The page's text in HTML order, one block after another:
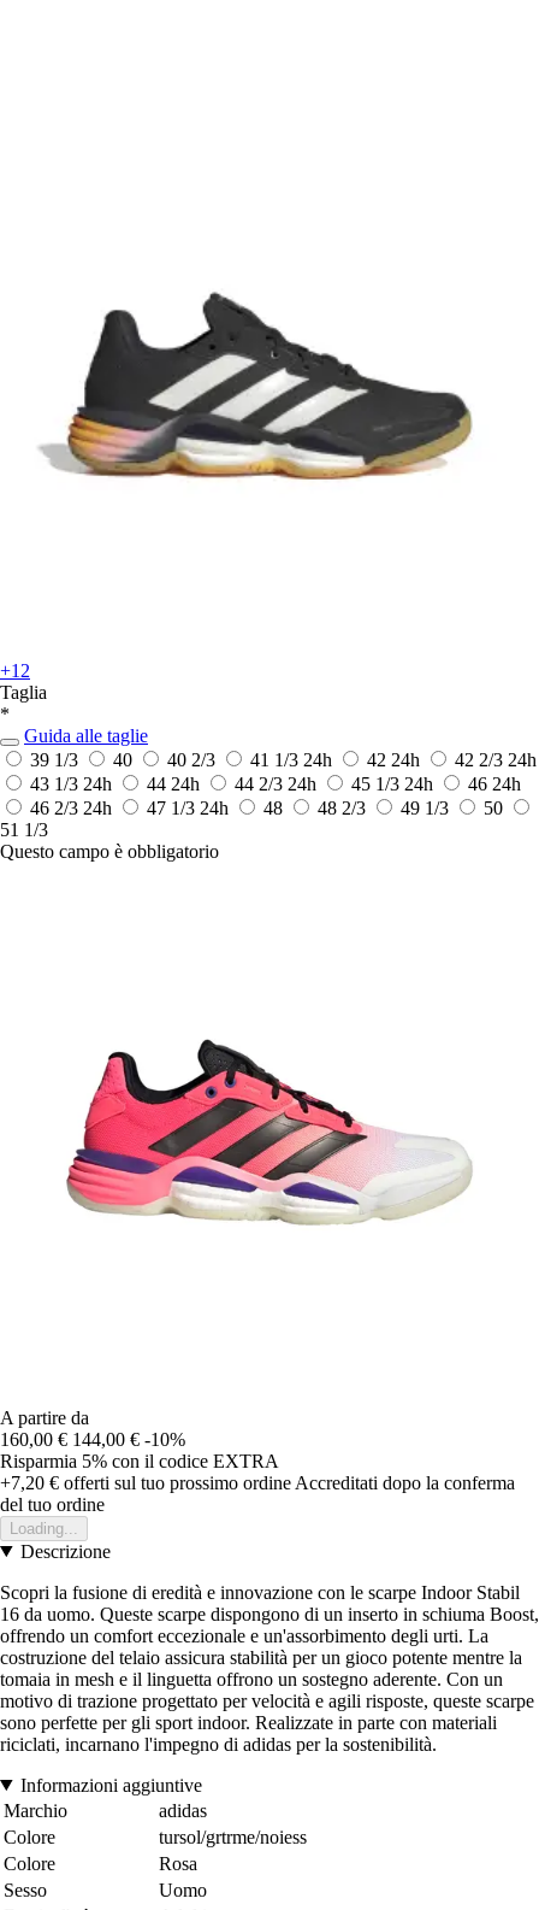
+12
Taglia
*
Guida alle taglie
39 1/3
40 40 2/3 41 1/3 24h 42 24h 42 2/3 24h
43 1/3 24h 44 24h 44 2/3 24h 45 1/3 24h 46 24h
46 2/3 24h 47 1/3 24h 48 48 2/3 49 1/3
50
51 1/3
Questo campo è obbligatorio
A partire da
160,00 € 144,00 € -10%
Risparmia 5% con il codice EXTRA
+7,20 € offerti sul tuo prossimo ordine Accreditati dopo la conferma
del tuo ordine
Loading...
Descrizione
Scopri la fusione di eredità e innovazione con le scarpe Indoor Stabil
16 da uomo. Queste scarpe dispongono di un inserto in schiuma Boost,
offrendo un comfort eccezionale e un'assorbimento degli urti. La
costruzione del telaio assicura stabilità per un gioco potente mentre la
tomaia in mesh e il linguetta offrono un sostegno aderente. Con un
motivo di trazione progettato per velocità e agili risposte, queste scarpe
sono perfette per gli sport indoor. Realizzate in parte con materiali
riciclati, incarnano l'impegno di adidas per la sostenibilità.
Informazioni aggiuntive
Marchio
adidas
Colore
tursol/grtrme/noiess
Colore
Rosa
Sesso
Uomo